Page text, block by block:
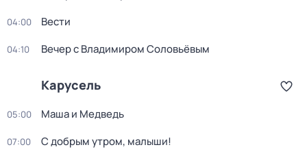
04:00 Вести
04:10 Вечер с Владимиром Соловьёвым
Карусель
05:00 Маша и Медведь
07:00 С добрым утром, малыши!